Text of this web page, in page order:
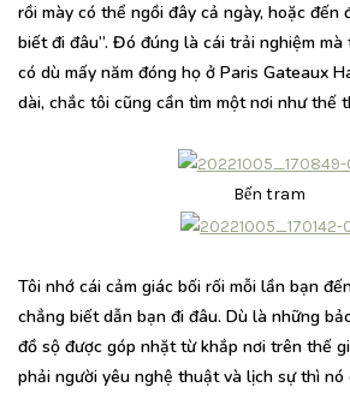
rồi mày có thể ngồi đây cả ngày, hoặc đến
biết đi đâu”. Đó đúng là cái trải nghiệm
có dù mấy năm đóng họ ở Paris Gateaux
dài, chắc tôi cũng cần tìm một nơi như thế
Bến tram
Tôi nhớ cái cảm giác bối rối mỗi lần bạn
chẳng biết dẫn bạn đi đâu. Dù là những
đồ sộ được góp nhặt từ khắp nơi trên thế
phải người yêu nghệ thuật và lịch sự thì nó